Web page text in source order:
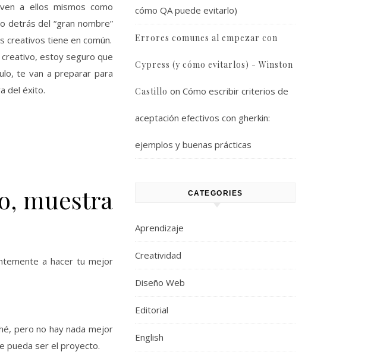
a ellos mismos como
detrás del “gran nombre”
creativos tiene en común.
estoy seguro que
te van a preparar para
del éxito.
muestra
a hacer tu mejor
pero no hay nada mejor
pueda ser el proyecto.
cómo QA puede evitarlo)
Errores comunes al empezar con
Cypress (y cómo evitarlos) - Winston
Castillo on Cómo escribir criterios de
aceptación efectivos con gherkin:
ejemplos y buenas prácticas
CATEGORIES
Aprendizaje
Creatividad
Diseño Web
Editorial
English